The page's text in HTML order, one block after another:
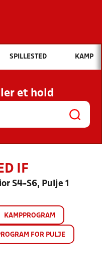
Hvad vil du søge efter?
OG NYHEDER
KLUBBER OG
SPILLESTED KAMP
et hold
IF
S4-S6, Pulje 1
KAMPPROGRAM
FOR PULJE